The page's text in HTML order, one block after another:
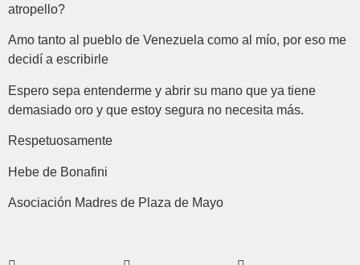
atropello?
Amo tanto al pueblo de Venezuela como al mío, por eso me
decidí a escribirle
Espero sepa entenderme y abrir su mano que ya tiene
demasiado oro y que estoy segura no necesita más.
Respetuosamente
Hebe de Bonafini
Asociación Madres de Plaza de Mayo